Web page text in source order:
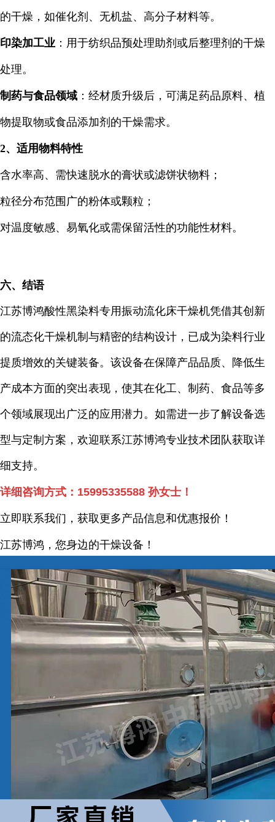
的干燥，如催化剂、无机盐、高分子材料等。
印染加工业 ：用于纺织品预处理助剂或后整理剂的干燥
处理。
制药与食品领域 ：经材质升级后，可满足药品原料、植
物提取物或食品添加剂的干燥需求。
2、适用物料特性
含水率高、需快速脱水的膏状或滤饼状物料；
粒径分布范围广的粉体或颗粒；
对温度敏感、易氧化或需保留活性的功能性材料。
六、结语
江苏博鸿酸性黑染料专用振动流化床干燥机凭借其创新
的流态化干燥机制与精密的结构设计，已成为染料行业
提质增效的关键装备。该设备在保障产品品质、降低生
产成本方面的突出表现，使其在化工、制药、食品等多
个领域展现出广泛的应用潜力。如需进一步了解设备选
型与定制方案，欢迎联系江苏博鸿专业技术团队获取详
细支持。
详细咨询方式： 15995335588 孙女士！
立即联系我们，获取更多产品信息和优惠报价！
江苏博鸿，您身边的干燥设备 ！